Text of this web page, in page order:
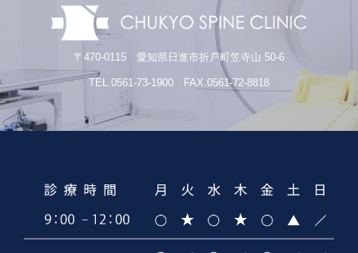
〒470-0115 愛知県日進市折戸町笠寺山 50-6
TEL.0561-73-1900 FAX.0561-72-8818